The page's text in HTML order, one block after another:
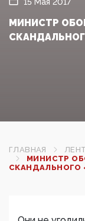
МИНИСТР
ГЛАВНАЯ
МИНИСТР
СКАНДАЛЬНОГО